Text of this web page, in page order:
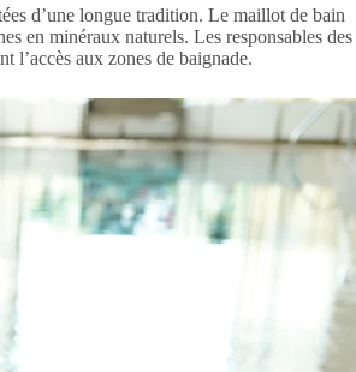
d’une longue tradition. Le maillot de bain
en minéraux naturels. Les responsables des
l’accès aux zones de baignade.